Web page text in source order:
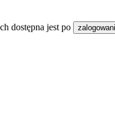
dostępna jest po